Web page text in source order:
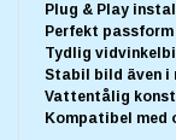
Plug & Play
Perfekt
Tydlig
Stabil bild även i
Vattentålig
Kompatibel